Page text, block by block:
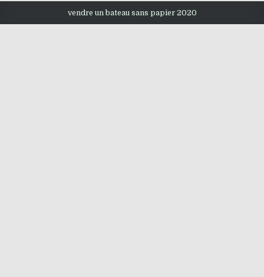
vendre un bateau sans papier 2020